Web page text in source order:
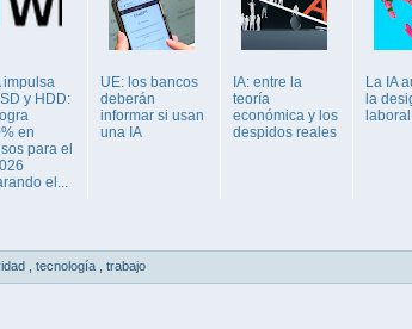
impulsa
y HDD:
en
para el
el...
UE: los bancos
deberán
informar si usan
una IA
IA: entre la
teoría
económica y los
despidos reales
La IA
la
laboral
tecnología trabajo